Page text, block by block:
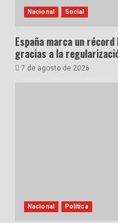
Nacional Social
España marca un
gracias a la
7 de agosto de 2026
Nacional Política